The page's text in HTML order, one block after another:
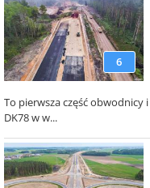
6
To pierwsza część
DK78 w w...